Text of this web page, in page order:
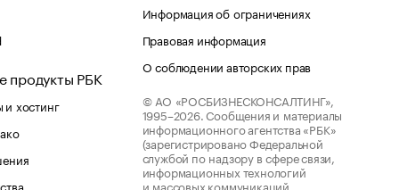
продукты РБК
хостинг
Информация об ограничениях
Правовая информация
О соблюдении авторских прав
© АО «РОСБИЗНЕСКОНСАЛТИНГ»,
1995–2026. Сообщения и материалы
информационного агентства «РБК»
(зарегистрировано Федеральной
службой по надзору в сфере связи,
информационных технологий
и массовых коммуникаций